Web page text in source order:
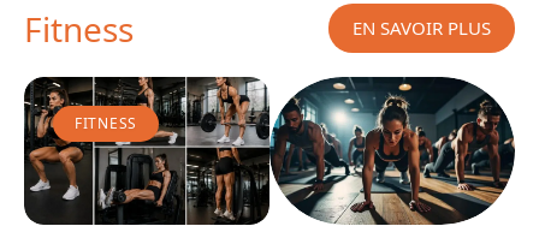
Fitness EN SAVOIR PLUS
FITNESS